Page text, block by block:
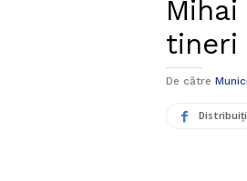
tineri
De către
Distribuiți